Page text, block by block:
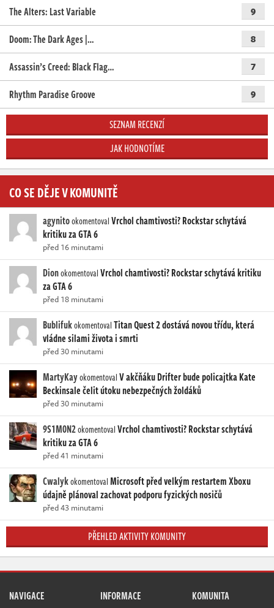
The Alters: Last Variable 9
Doom: The Dark Ages |… 8
Assassin’s Creed: Black Flag… 7
Rhythm Paradise Groove 9
SEZNAM RECENZÍ
JAK HODNOTÍME
CO SE DĚJE V KOMUNITĚ
agynitookomentovalVrchol chamtivosti? Rockstar schytává
kritiku za GTA 6
před 16 minutami
DionokomentovalVrchol chamtivosti? Rockstar schytává kritiku
za GTA 6
před 18 minutami
BublifukokomentovalTitan Quest 2 dostává novou třídu, která
vládne silami života i smrti
před 30 minutami
MartyKayokomentovalV akčňáku Drifter bude policajtka Kate
Beckinsale čelit útoku nebezpečných žoldáků
před 30 minutami
9S1M0N2okomentovalVrchol chamtivosti? Rockstar schytává
kritiku za GTA 6
před 41 minutami
CwalykokomentovalMicrosoft před velkým restartem Xboxu
údajně plánoval zachovat podporu fyzických nosičů
před 43 minutami
PŘEHLED AKTIVITY KOMUNITY
NAVIGACE INFORMACE KOMUNITA